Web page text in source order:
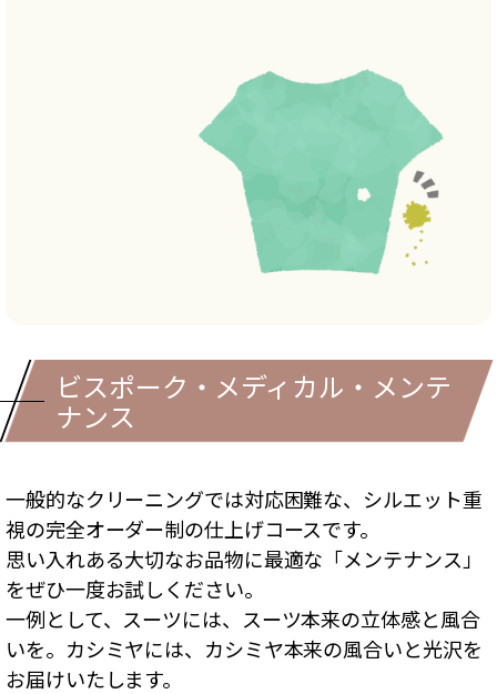
ビスポーク・メディカル・メンテ
ナンス
一般的なクリーニングでは対応困難な、シルエット重
視の完全オーダー制の仕上げコースです。
思い入れある大切なお品物に最適な「メンテナンス」
をぜひ一度お試しください。
一例として、スーツには、スーツ本来の立体感と風合
いを。カシミヤには、カシミヤ本来の風合いと光沢を
お届けいたします。